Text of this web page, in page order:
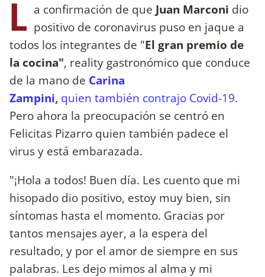
L a confirmación de que Juan Marconi dio
positivo de coronavirus puso en jaque a
todos los integrantes de "El gran premio de
la cocina", reality gastronómico que conduce
de la mano de Carina
Zampini, quien también contrajo Covid-19.
Pero ahora la preocupación se centró en
Felicitas Pizarro quien también padece el
virus y está embarazada.
"¡Hola a todos! Buen día. Les cuento que mi
hisopado dio positivo, estoy muy bien, sin
síntomas hasta el momento. Gracias por
tantos mensajes ayer, a la espera del
resultado, y por el amor de siempre en sus
palabras. Les dejo mimos al alma y mi